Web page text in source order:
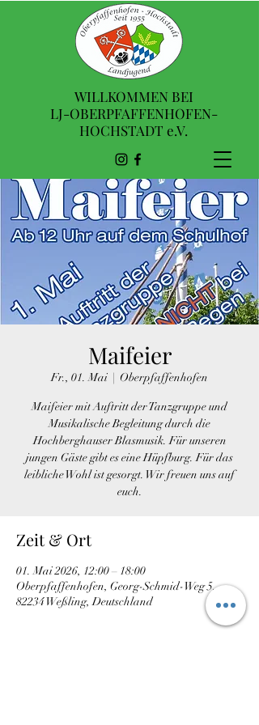
WILLKOMMEN BEI
LJ-OBERPFAFFENHOFEN-
HOCHSTADT e.V.
Maifeier
Fr., 01. Mai
  |
Oberpfaffenhofen
Maifeier mit Auftritt der Tanzgruppe und
Musikalische Begleitung durch die
Hochberghauser Blasmusik. Für unseren
jungen Gäste gibt es eine Hüpfburg. Für das
leibliche Wohl ist gesorgt. Wir freuen uns auf
euch.
Zeit & Ort
01. Mai 2026, 12:00 – 18:00
Oberpfaffenhofen, Georg-Schmid-Weg 5,
82234 Weßling, Deutschland